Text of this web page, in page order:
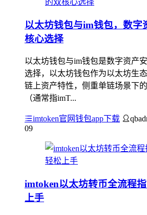
以太坊钱包与im钱包，数字
核心选择
以太坊钱包与im钱包是数字资产
选择，以太坊钱包作为以太坊生
链上资产特性，侧重单链场景下
（通常指imT...
imtoken官网钱包app下载
09
imtoken以太坊转币全流程
上手